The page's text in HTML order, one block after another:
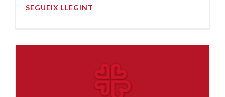
SEGUEIX LLEGINT